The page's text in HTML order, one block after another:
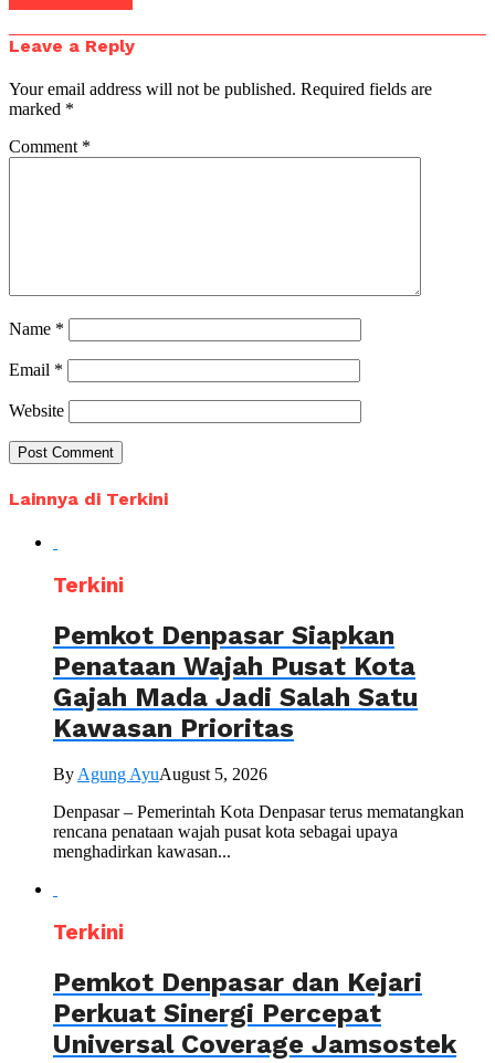
Leave a Reply
Your email address will not be published. Required fields are
marked *
Comment *
Name *
Email *
Website
Lainnya di Terkini
Terkini
Pemkot Denpasar Siapkan
Penataan Wajah Pusat Kota
Gajah Mada Jadi Salah Satu
Kawasan Prioritas
ByAgung AyuAugust 5, 2026
Denpasar – Pemerintah Kota Denpasar terus mematangkan
rencana penataan wajah pusat kota sebagai upaya
menghadirkan kawasan...
Terkini
Pemkot Denpasar dan Kejari
Perkuat Sinergi Percepat
Universal Coverage Jamsostek